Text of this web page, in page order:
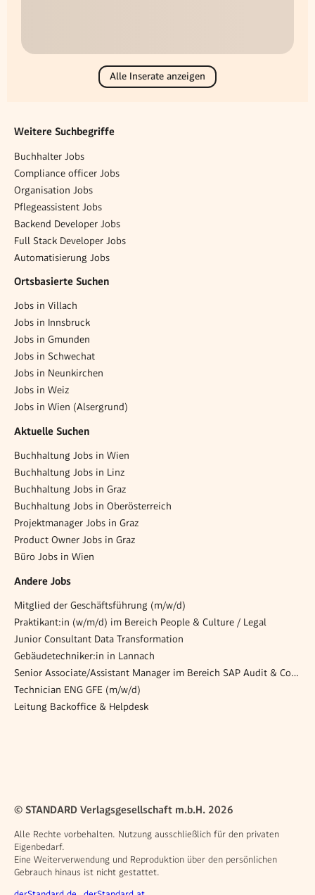
Alle Inserate anzeigen
Weitere Suchbegriffe
Buchhalter Jobs
Compliance officer Jobs
Organisation Jobs
Pflegeassistent Jobs
Backend Developer Jobs
Full Stack Developer Jobs
Automatisierung Jobs
Ortsbasierte Suchen
Jobs in Villach
Jobs in Innsbruck
Jobs in Gmunden
Jobs in Schwechat
Jobs in Neunkirchen
Jobs in Weiz
Jobs in Wien (Alsergrund)
Aktuelle Suchen
Buchhaltung Jobs in Wien
Buchhaltung Jobs in Linz
Buchhaltung Jobs in Graz
Buchhaltung Jobs in Oberösterreich
Projektmanager Jobs in Graz
Product Owner Jobs in Graz
Büro Jobs in Wien
Andere Jobs
Mitglied der Geschäftsführung (m/w/d)
Praktikant:in (w/m/d) im Bereich People & Culture / Legal
Junior Consultant Data Transformation
Gebäudetechniker:in in Lannach
Senior Associate/Assistant Manager im Bereich SAP Audit & Compliance (m/w/d)
Technician ENG GFE (m/w/d)
Leitung Backoffice & Helpdesk
© STANDARD Verlagsgesellschaft m.b.H. 2026
Alle Rechte vorbehalten. Nutzung ausschließlich für den privaten
Eigenbedarf.
Eine Weiterverwendung und Reproduktion über den persönlichen
Gebrauch hinaus ist nicht gestattet.